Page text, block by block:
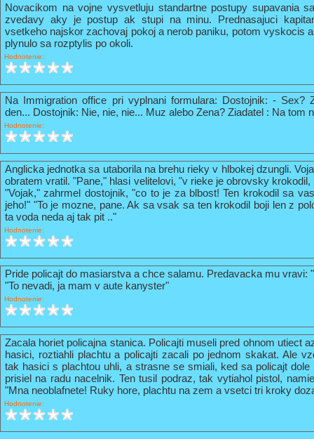
Novacikom na vojne vysvetluju standartne postupy supavania
zvedavy aky je postup ak stupi na minu. Prednasajuci
vsetkeho najskor zachovaj pokoj a nerob paniku, potom vyskocis
plynulo sa rozptylis po okoli.
Hodnotenie:
Na Immigration office pri vyplnani formulara: Dostojnik: - Sex?
den... Dostojnik: Nie, nie, nie... Muz alebo Zena? Ziadatel : Na tom
Hodnotenie:
Anglicka jednotka sa utaborila na brehu rieky v hlbokej dzungli.
obratem vratil. "Pane," hlasi velitelovi, "v rieke je obrovsky
"Vojak," zahrmel dostojnik, "co to je za blbost! Ten krokodil sa
jeho!" "To je mozne, pane. Ak sa vsak sa ten krokodil boji len z
ta voda neda aj tak pit .."
Hodnotenie:
Pride policajt do masiarstva a chce salamu. Predavacka mu vravi:
"To nevadi, ja mam v aute kanyster"
Hodnotenie:
Zacala horiet policajna stanica. Policajti museli pred ohnom utiect
hasici, roztiahli plachtu a policajti zacali po jednom skakat. Ale
tak hasici s plachtou uhli, a strasne se smiali, ked sa policajt
prisiel na radu nacelnik. Ten tusil podraz, tak vytiahol pistol,
"Mna neoblafnete! Ruky hore, plachtu na zem a vsetci tri kroky
Hodnotenie: